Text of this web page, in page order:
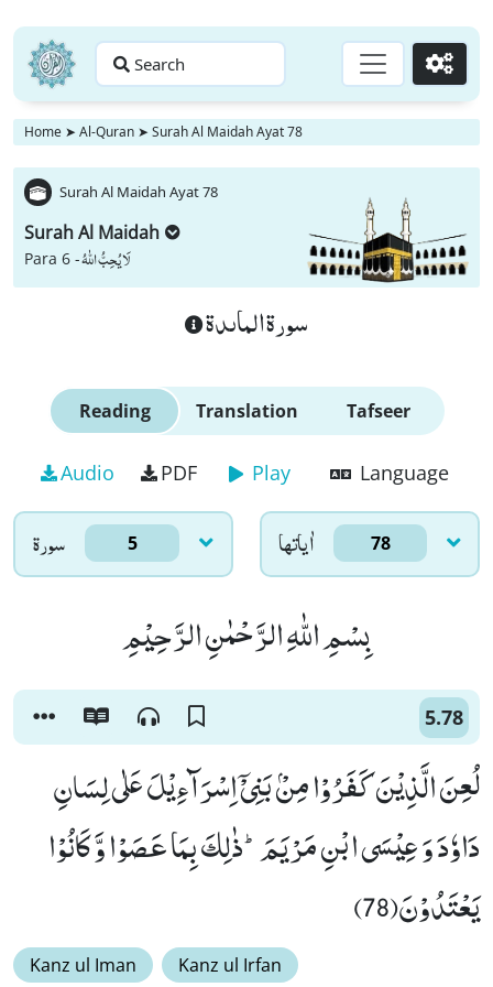
Search Go
Home ➤ Al-Quran ➤ Surah Al Maidah Ayat 78
Surah Al Maidah Ayat 78
Surah Al Maidah
Para 6 -لَا یُحِبُّ اللّٰهُ
سورة الماىدة
Reading Translation Tafseer
Audio PDF Play Language
سورۃ 5 اٰياتها 78
بِسْمِ اللّٰهِ الرَّحْمٰنِ الرَّحِیْمِ
5.78
لُعِنَ الَّذِیْنَ كَفَرُوْا مِنْۢ بَنِیْۤ اِسْرَآءِیْلَ عَلٰى لِسَانِ
دَاوٗدَ وَ عِیْسَى ابْنِ مَرْیَمَؕ-ذٰلِكَ بِمَا عَصَوْا وَّ كَانُوْا
یَعْتَدُوْنَ(78)
Kanz ul Iman Kanz ul Irfan